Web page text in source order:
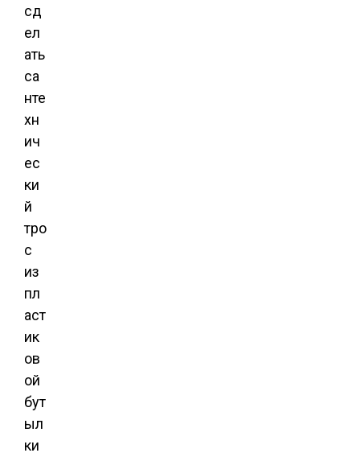
сд
ел
ать
са
нте
хн
ич
ес
ки
й
тро
с
из
пл
аст
ик
ов
ой
бут
ыл
ки